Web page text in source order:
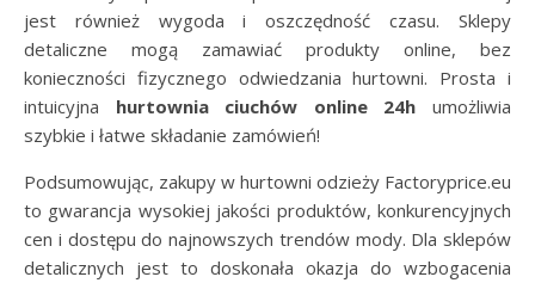
jest również wygoda i oszczędność czasu. Sklepy
detaliczne mogą zamawiać produkty online, bez
konieczności fizycznego odwiedzania hurtowni. Prosta i
intuicyjna hurtownia ciuchów online 24h umożliwia
szybkie i łatwe składanie zamówień!
Podsumowując, zakupy w hurtowni odzieży Factoryprice.eu
to gwarancja wysokiej jakości produktów, konkurencyjnych
cen i dostępu do najnowszych trendów mody. Dla sklepów
detalicznych jest to doskonała okazja do wzbogacenia